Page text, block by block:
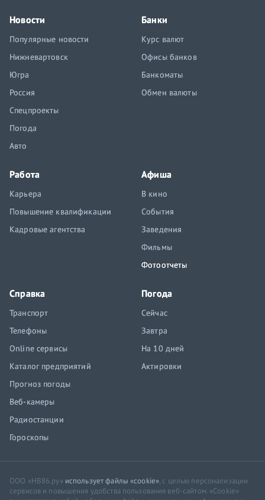
Новости
Популярные новости
Нижневартовск
Югра
Россия
Спецпроекты
Погода
Авто
Банки
Курс валют
Офисы банков
Банкоматы
Обмен валюты
Работа
Карьера
Повышение квалификации
Кадровые агентства
Афиша
В кино
События
Заведения
Фильмы
Фотоотчеты
Справка
Транспорт
Телефоны
Online сервисы
Каталог предприятий
Прогноз погоды
Веб-камеры
Радиостанции
Гороскопы
Погода
Сейчас
Завтра
На 10 дней
Актировки
ООО «НВ86.ру» использует файлы «cookie», с целью персонализации
сервисов и повышения удобства пользования веб-сайтом. «Cookie»